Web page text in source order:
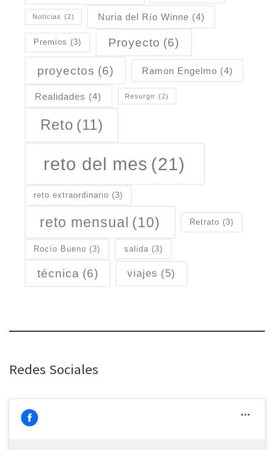
Noticias (2) Nuria del Río Winne (4)
Premios (3) Proyecto (6)
proyectos (6) Ramon Engelmo (4)
Realidades (4) Resurgir (2)
Reto (11)
reto del mes (21)
reto extraordinario (3)
reto mensual (10) Retrato (3)
Rocío Bueno (3) salida (3)
técnica (6) viajes (5)
Redes Sociales